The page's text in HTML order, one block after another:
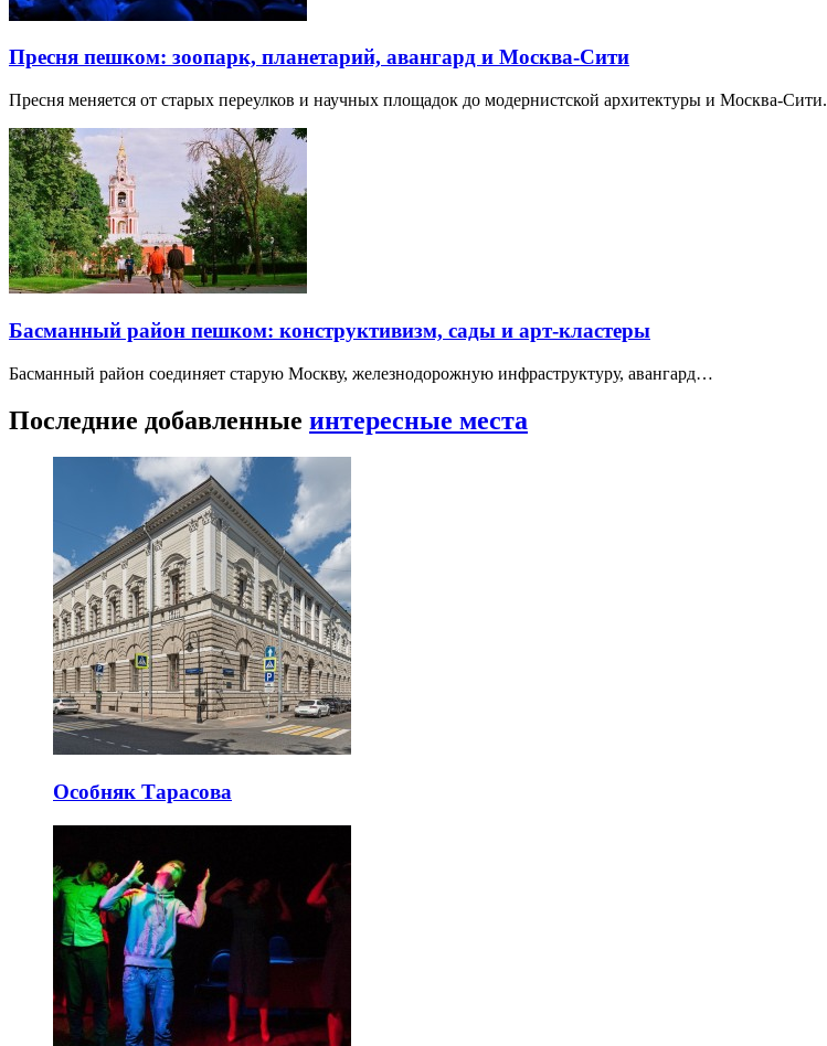
Пресня пешком: зоопарк, планетарий, авангард и Москва-Сити
Пресня меняется от старых переулков и научных площадок до модернистской архитектуры и Москва-Сити.
Басманный район пешком: конструктивизм, сады и арт-кластеры
Басманный район соединяет старую Москву, железнодорожную инфраструктуру, авангард…
Последние добавленные интересные места
Особняк Тарасова